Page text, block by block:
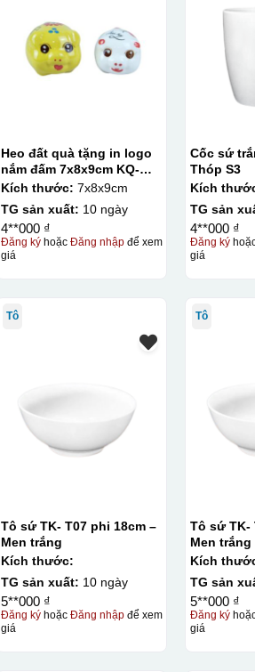
Heo đất quà tặng in logo
nắm đấm 7x8x9cm KQ-
HĐ02
Kích thước: 7x8x9cm
TG sản xuất: 10 ngày
4**000 ₫
Đăng ký hoặcĐăng nhập để xem
giá
Cốc sứ
Thóp S3
Kích
TG sản
4**000 ₫
Đăng ký
giá
Tô
Tô sứ TK- T07 phi 18cm –
Men trắng
Kích thước:
TG sản xuất: 10 ngày
5**000 ₫
Đăng ký hoặcĐăng nhập để xem
giá
Tô
Tô sứ TK-
Men trắng
Kích
TG sản
5**000 ₫
Đăng ký
giá